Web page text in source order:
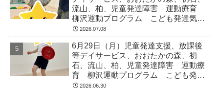
流山、柏、児童発達障害 運動療育
柳沢運動プログラム こども発達気に
なる 発達障害 放デイ 自閉症
2026.07.08
6月29日（月）児童発達支援、放課後
等デイサービス、おおたかの森、初
石、流山、柏、児童発達障害 運動療
育 柳沢運動プログラム こども発達
気になる 発達障害 放デイ 自閉
2026.06.30